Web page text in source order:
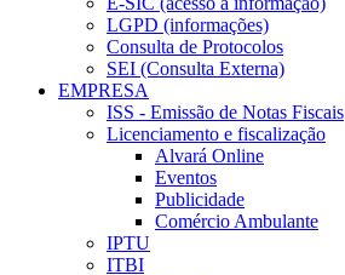
LGPD (informações)
Consulta de Protocolos
SEI (Consulta Externa)
EMPRESA
ISS - Emissão de Notas Fiscais
Licenciamento e fiscalização
Alvará Online
Eventos
Publicidade
Comércio Ambulante
IPTU
ITBI